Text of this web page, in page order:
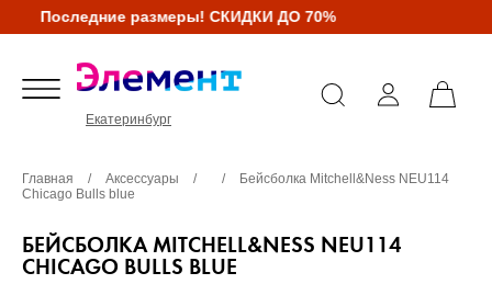
Последние размеры! СКИДКИ ДО 70%
Екатеринбург
Главная / Аксессуары / /
Бейсболка Mitchell&Ness NEU114
Chicago Bulls blue
БЕЙСБОЛКА MITCHELL&NESS NEU114
CHICAGO BULLS BLUE